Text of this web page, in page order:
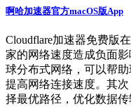
啊哈加速器官方macOS版App
Cloudflare加速器免费版
家的网络速度造成负面
球分布式网络，可以帮
提高网络连接速度。其
择最优路径，优化数据